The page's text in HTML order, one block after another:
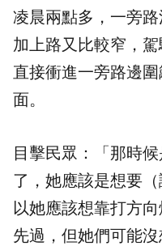
凌晨兩點多，一旁
加上路又比較窄，
直接衝進一旁路邊
面。
目擊民眾：「那時
了，她應該是想要
以她應該想靠打方
先過，但她們可能